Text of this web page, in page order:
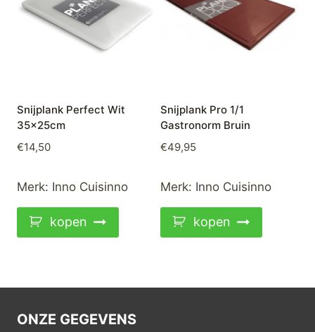
Snijplank Perfect Wit
35x25cm
€14,50
Merk: Inno Cuisinno
kopen
Snijplank Pro 1/1
Gastronorm Bruin
€49,95
Merk: Inno Cuisinno
kopen
ONZE GEGEVENS